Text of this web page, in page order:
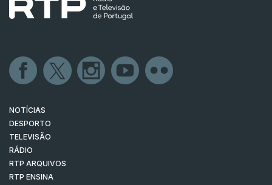
NOTÍCIAS
DESPORTO
TELEVISÃO
RÁDIO
RTP ARQUIVOS
RTP ENSINA